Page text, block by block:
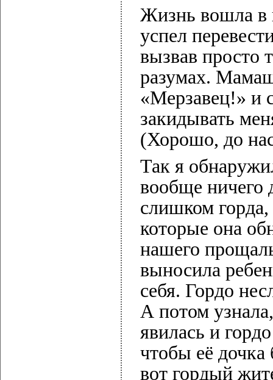
Жизнь вошла в
успел
вызвав просто
разумах.
«Мерзавец!» и
закидывать
(Хорошо, до
Так я
вообще ничего
слишком горда,
которые она
нашего
выносила
себя. Гордо
А потом
явилась и
чтобы её
вот гордый